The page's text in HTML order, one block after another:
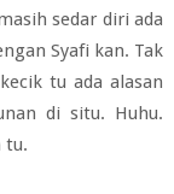
sedar diri ada
Syafi kan. Tak
tu ada alasan
di situ. Huhu.
tu.